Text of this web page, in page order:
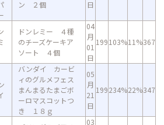
ン ２個
日
ドンレミー ４種
のチーズケーキア
ソート ４個
04
月
01
日
199103%11%367
バンダイ カービ
ィのグルメフェス
まんまるたまごボ
ーロマスコットつ
き １８ｇ
05
月
21
日
199234%22%347
03